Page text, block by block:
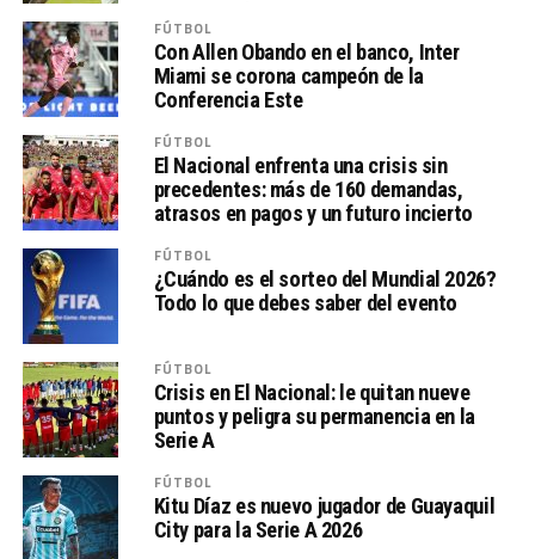
FÚTBOL
Con Allen Obando en el banco, Inter
Miami se corona campeón de la
Conferencia Este
FÚTBOL
El Nacional enfrenta una crisis sin
precedentes: más de 160 demandas,
atrasos en pagos y un futuro incierto
FÚTBOL
¿Cuándo es el sorteo del Mundial 2026?
Todo lo que debes saber del evento
FÚTBOL
Crisis en El Nacional: le quitan nueve
puntos y peligra su permanencia en la
Serie A
FÚTBOL
Kitu Díaz es nuevo jugador de Guayaquil
City para la Serie A 2026